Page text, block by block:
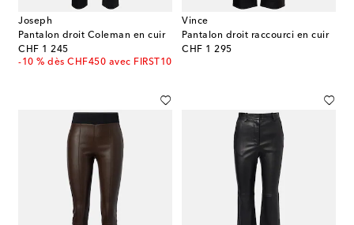
Joseph
Pantalon droit Coleman en cuir
CHF 1 245
original price
-10 % dès CHF450 avec FIRST10
Vince
Pantalon droit raccourci en cuir
CHF 1 295
original price